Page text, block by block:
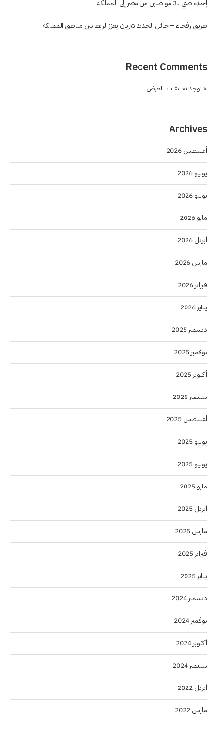
إخلاء طبي لـ3 مواطنين من مصر إلى المملكة
طريق رفحاء – حائل الجديد شريان يعزز الربط بين مناطق المملكة
Recent Comments
لا توجد تعليقات للعرض.
Archives
أغسطس 2026
يوليو 2026
يونيو 2026
مايو 2026
أبريل 2026
مارس 2026
فبراير 2026
يناير 2026
ديسمبر 2025
نوفمبر 2025
أكتوبر 2025
سبتمبر 2025
أغسطس 2025
يوليو 2025
يونيو 2025
مايو 2025
أبريل 2025
مارس 2025
فبراير 2025
يناير 2025
ديسمبر 2024
نوفمبر 2024
أكتوبر 2024
سبتمبر 2024
أبريل 2022
مارس 2022